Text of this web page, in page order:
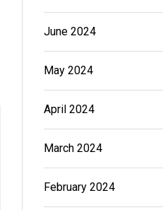
June 2024
May 2024
April 2024
March 2024
February 2024